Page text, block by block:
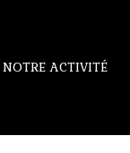
NOTRE ACTIVITÉ